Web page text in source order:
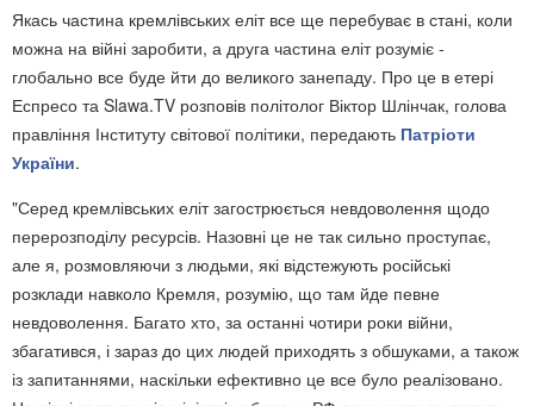
Якась частина кремлівських еліт все ще перебуває в стані, коли
можна на війні заробити, а друга частина еліт розуміє -
глобально все буде йти до великого занепаду. Про це в етері
Еспресо та Slawa.TV розповів політолог Віктор Шлінчак, голова
правління Інституту світової політики, передають Патріоти
України.
"Серед кремлівських еліт загострюється невдоволення щодо
перерозподілу ресурсів. Назовні це не так сильно проступає,
але я, розмовляючи з людьми, які відстежують російські
розклади навколо Кремля, розумію, що там йде певне
невдоволення. Багато хто, за останні чотири роки війни,
збагатився, і зараз до цих людей приходять з обшуками, а також
із запитаннями, наскільки ефективно це все було реалізовано.